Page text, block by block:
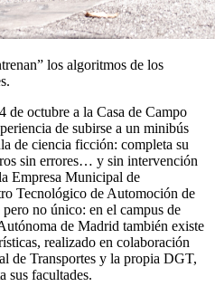
los algoritmos de los
de octubre a la Casa de Campo
de subirse a un minibús
de ciencia ficción: completa su
sin errores… y sin intervención
Empresa Municipal de
Tecnológico de Automoción de
no único: en el campus de
de Madrid también existe
realizado en colaboración
de Transportes y la propia DGT,
sus facultades.